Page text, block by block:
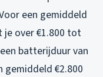
een gemiddeld
je over €1.800 tot
batterijduur van
gemiddeld €2.800